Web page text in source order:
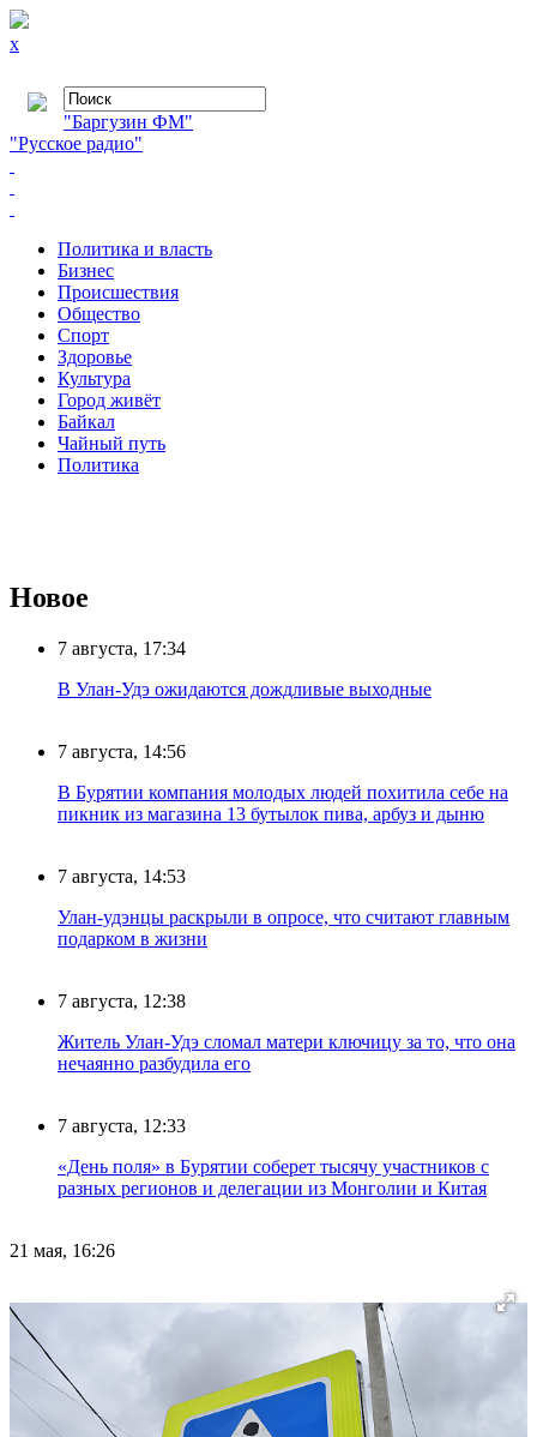
x
"Баргузин ФМ"
"Русское радио"
Политика и власть
Бизнес
Происшествия
Общество
Cпорт
Здоровье
Культура
Город живёт
Байкал
Чайный путь
Политика
Новое
7 августа, 17:34
В Улан-Удэ ожидаются дождливые выходные
7 августа, 14:56
В Бурятии компания молодых людей похитила себе на
пикник из магазина 13 бутылок пива, арбуз и дыню
7 августа, 14:53
Улан-удэнцы раскрыли в опросе, что считают главным
подарком в жизни
7 августа, 12:38
Житель Улан-Удэ сломал матери ключицу за то, что она
нечаянно разбудила его
7 августа, 12:33
«День поля» в Бурятии соберет тысячу участников с
разных регионов и делегации из Монголии и Китая
21 мая, 16:26